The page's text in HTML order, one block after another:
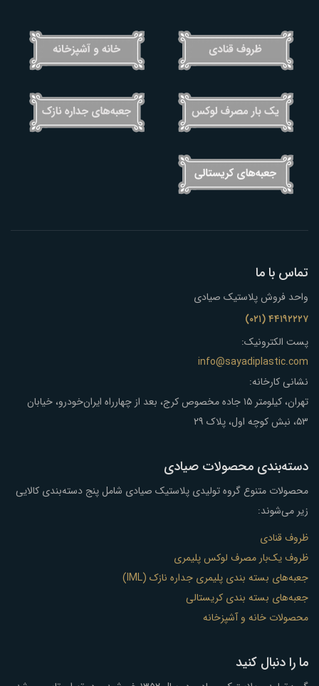
تماس با ما
واحد فروش پلاستیک صیادی
۴۴۱۹۲۲۲۷ (۰۲۱)
پست الکترونیک:
info@sayadiplastic.com
نشانی کارخانه:
تهران، کیلومتر ۱۵ جاده مخصوص کرج، بعد از چهارراه ایران‌خودرو، خیابان
۵۳، نبش کوچه اول، پلاک ۲۹
دسته‌بندی محصولات صیادی
محصولات متنوع گروه تولیدی پلاستیک صیادی شامل پنج دسته‌بندی کالایی
زیر می‌شوند:
ظروف قنادی
ظروف یک‌بار مصرف لوکس پلیمری
جعبه‌های بسته بندی پلیمری جداره نازک (IML)
جعبه‌های بسته بندی کریستالی
محصولات خانه و آشپزخانه
ما را دنبال کنید